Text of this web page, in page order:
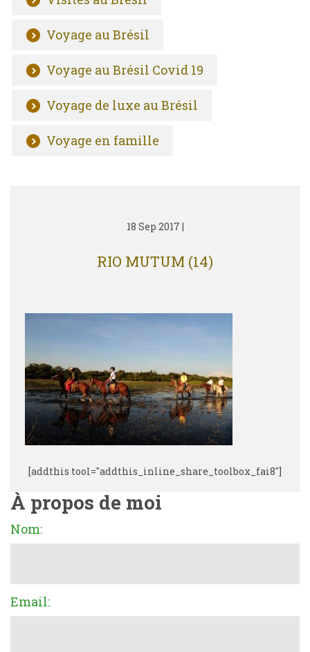
Voyage au Brésil
Voyage au Brésil Covid 19
Voyage de luxe au Brésil
Voyage en famille
18 Sep 2017 |
RIO MUTUM (14)
[addthis tool="addthis_inline_share_toolbox_fai8"]
À propos de moi
Nom:
Email: